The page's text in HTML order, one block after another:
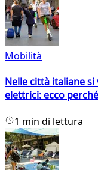
Mobilità
Nelle città italiane
elettrici: ecco perché
1 min di lettura